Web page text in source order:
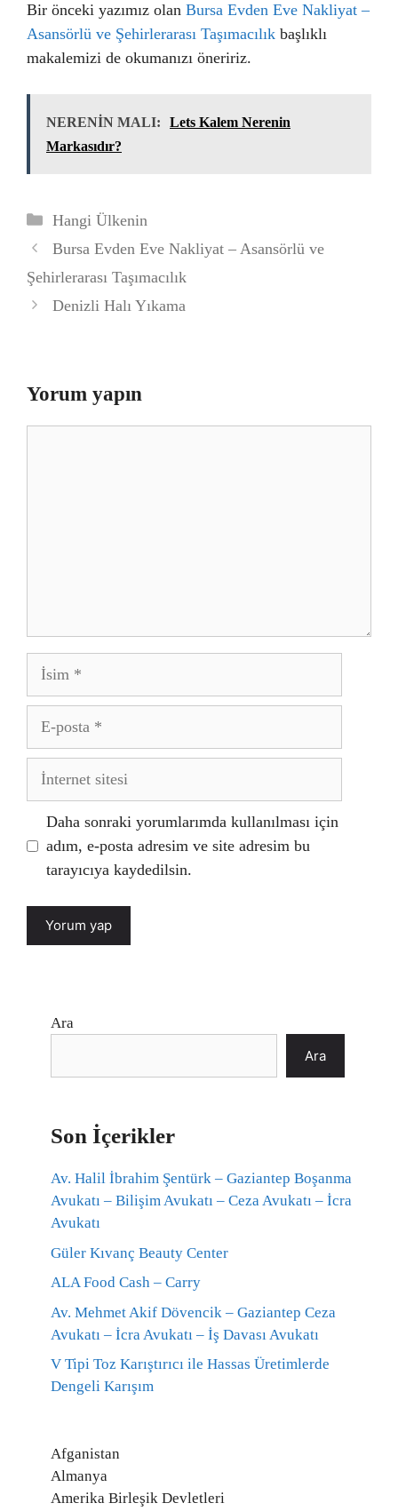
Bir önceki yazımız olan Bursa Evden Eve Nakliyat –
Asansörlü ve Şehirlerarası Taşımacılık başlıklı
makalemizi de okumanızı öneririz.
NERENİN MALI:
Lets Kalem Nerenin
Markasıdır?
Kategoriler
Hangi Ülkenin
Bursa Evden Eve Nakliyat – Asansörlü ve
Şehirlerarası Taşımacılık
Denizli Halı Yıkama
Yorum yapın
İsim
posta
İnternet
Daha sonraki yorumlarımda kullanılması için
adım, e-posta adresim ve site adresim bu
tarayıcıya kaydedilsin.
Ara
Ara
Son İçerikler
Av. Halil İbrahim Şentürk – Gaziantep Boşanma
Avukatı – Bilişim Avukatı – Ceza Avukatı – İcra
Avukatı
Güler Kıvanç Beauty Center
ALA Food Cash – Carry
Av. Mehmet Akif Dövencik – Gaziantep Ceza
Avukatı – İcra Avukatı – İş Davası Avukatı
V Tipi Toz Karıştırıcı ile Hassas Üretimlerde
Dengeli Karışım
Afganistan
Almanya
Amerika Birleşik Devletleri